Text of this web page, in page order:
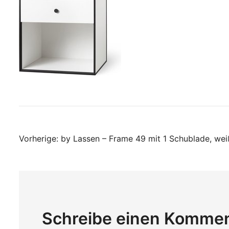
Vorherige: by Lassen – Frame 49 mit 1 Schublade,
Schreibe einen